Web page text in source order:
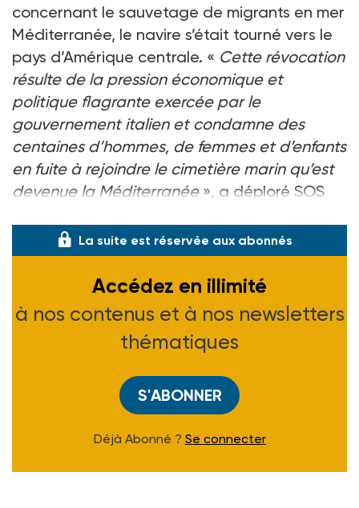
concernant le sauvetage de migrants en mer
Méditerranée, le navire s’était tourné vers le
pays d’Amérique centrale. « Cette révocation
résulte de la pression économique et
politique flagrante exercée par le
gouvernement italien et condamne des
centaines d’hommes, de femmes et d’enfants
en fuite à rejoindre le cimetière marin qu’est
devenue la Méditerranée», a déploré SOS
La suite est réservée aux abonnés
Accédez en illimité
à nos contenus et à nos newsletters
thématiques
S'ABONNER
Déjà Abonné ? Se connecter